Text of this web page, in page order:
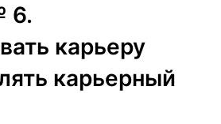
6.
карьеру
карьерный